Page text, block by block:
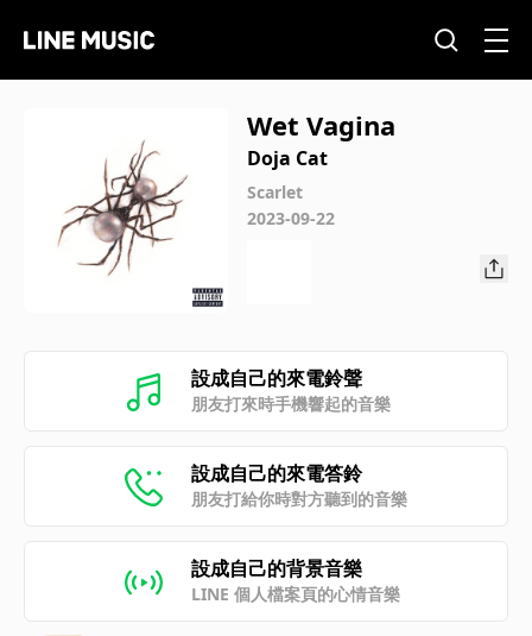
Wet Vagina
Doja Cat
Scarlet
2023-09-22
設成自己的來電鈴聲
朋友打來時手機響起的音樂
設成自己的來電答鈴
朋友打給你時對方聽到的音樂
設成自己的背景音樂
LINE 個人檔案頁的心情音樂